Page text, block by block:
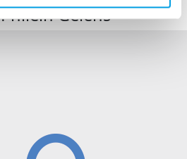
Philein Gelens